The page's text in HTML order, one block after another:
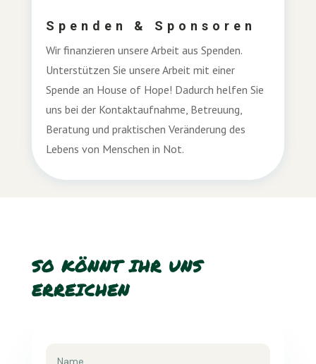
Spenden & Sponsoren
Wir finanzieren unsere Arbeit aus Spenden.
Unterstützen Sie unsere Arbeit mit einer
Spende an House of Hope! Dadurch helfen Sie
uns bei der Kontaktaufnahme, Betreuung,
Beratung und praktischen Veränderung des
Lebens von Menschen in Not.
SO KÖNNT IHR UNS
ERREICHEN